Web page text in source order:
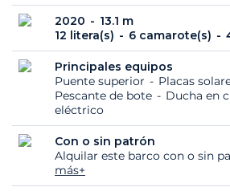
2020
13.1 m
12 litera(s)
6 camarote(s)
Principales equipos
Puente superior
Placas
Pescante de bote
Ducha en
eléctrico
Con o sin patrón
Alquilar este barco con o sin
más+